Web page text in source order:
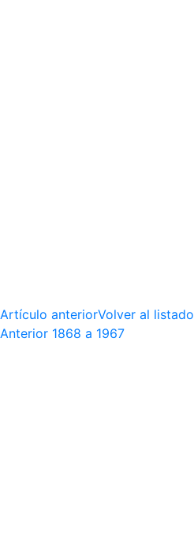
Artículo anteriorVolver al listado
Anterior 1868 a 1967